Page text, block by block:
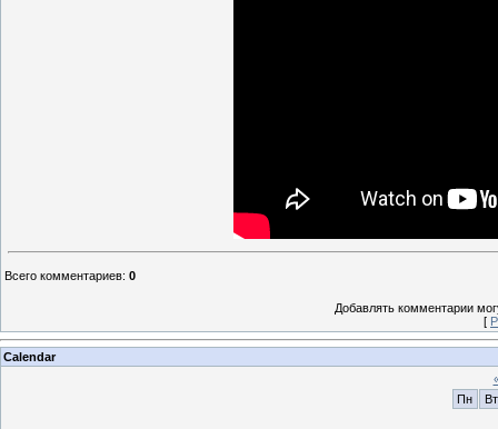
Всего комментариев: 0
Добавлять комментарии
[
Calendar
Пн
Вт